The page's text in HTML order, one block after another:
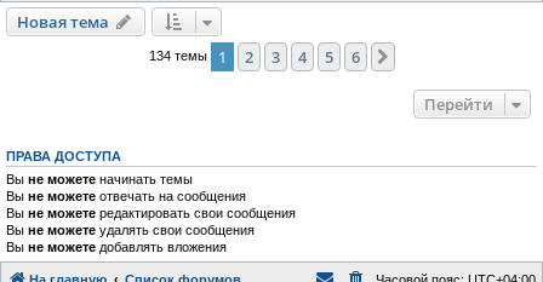
Новая тема
Новаятема
134 темы 1 2 3 4 5 6
Перейти
ПРАВА ДОСТУПА
Вы не можете начинать темы
Вы не можете отвечать на сообщения
Вы не можете редактировать свои сообщения
Вы не можете удалять свои сообщения
Вы не можете добавлять вложения